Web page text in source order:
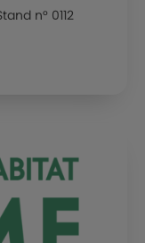
n° 0112